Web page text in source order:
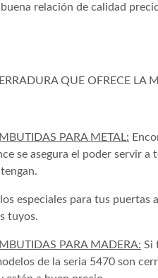
relación de calidad
QUE OFRECE LA
PARA METAL:
se asegura el poder servir
especiales para tus puertas
tuyos.
PARA MADERA: Si
de la seria 5470 son